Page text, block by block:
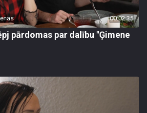
00:02:35
pārdomas par dalību "Ģimene